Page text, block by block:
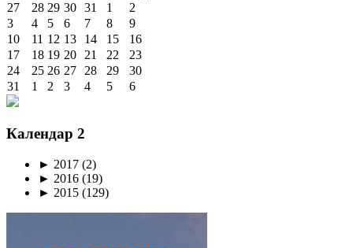
27
28 29 30 31 1
2
3
4 5 6 7 8
9
10
11 12 13 14 15
16
17
18 19 20 21 22
23
24
25 26 27 28 29
30
31
1 2 3 4 5 6
Календар 2
► 2017 (2)
► 2016 (19)
► 2015 (129)